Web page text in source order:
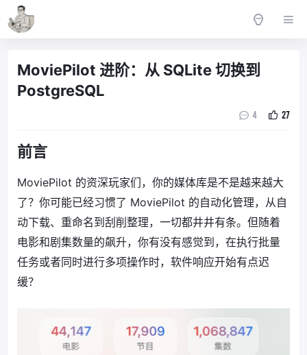
MoviePilot 进阶：从 SQLite 切换到
PostgreSQL
4 27
前言
MoviePilot 的资深玩家们，你的媒体库是不是越来越大
了？你可能已经习惯了 MoviePilot 的自动化管理，从自
动下载、重命名到刮削整理，一切都井井有条。但随着
电影和剧集数量的飙升，你有没有感觉到，在执行批量
任务或者同时进行多项操作时，软件响应开始有点迟
缓？